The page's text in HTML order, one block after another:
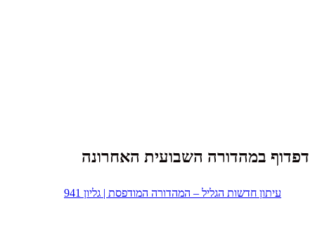
דפדוף במהדורה השבועית האחרונה
עיתון חדשות הגליל – המהדורה המודפסת | גליון 941